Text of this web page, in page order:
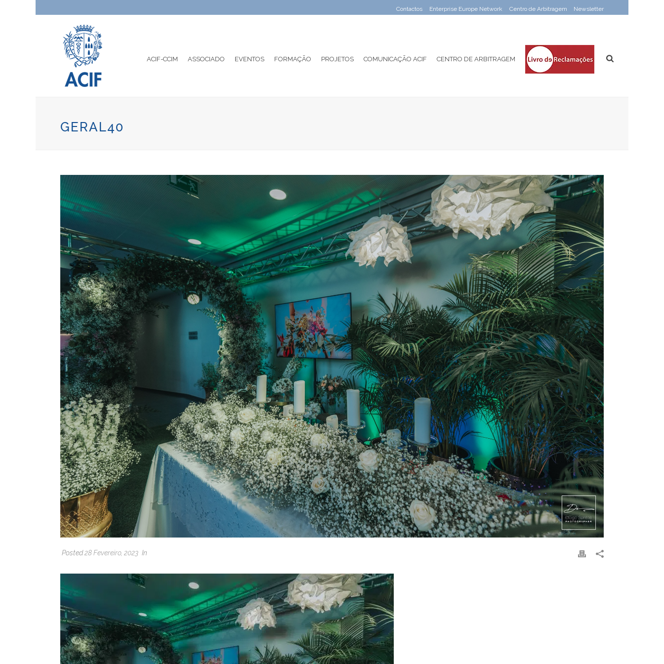
Newsletter
Contactos Enterprise Europe Network Centro de Arbitragem
ACIF-CCIM ASSOCIADO EVENTOS FORMAÇÃO PROJETOS COMUNICAÇÃO ACIF CENTRO DE ARBITRAGEM
GERAL40
Posted28 Fevereiro, 2023 In